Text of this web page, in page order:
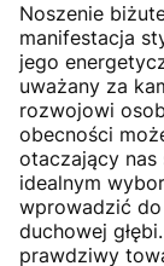
Noszenie
manifestacja
jego
uważany za
rozwojowi
obecności
otaczający nas
idealnym
wprowadzić
duchowej
prawdziwy